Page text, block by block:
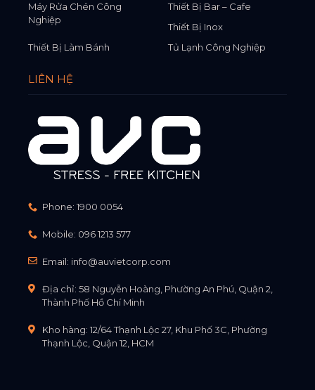
Máy Rửa Chén Công
Nghiệp
Thiết Bị Bar – Cafe
Thiết Bị Inox
Thiết Bị Làm Bánh
Tủ Lạnh Công Nghiệp
LIÊN HỆ
Phone: 1900 0054
Mobile: 096 1213 577
Email: info@auvietcorp.com
Địa chỉ: 58 Nguyễn Hoàng, Phường An Phú, Quận 2,
Thành Phố Hồ Chí Minh
Kho hàng: 12/64 Thạnh Lộc 27, Khu Phố 3C, Phường
Thạnh Lộc, Quận 12, HCM